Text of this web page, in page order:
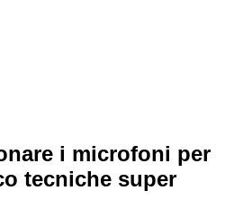
i microfoni per
tecniche super